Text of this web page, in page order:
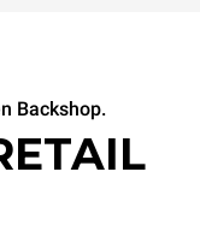
Backshop.